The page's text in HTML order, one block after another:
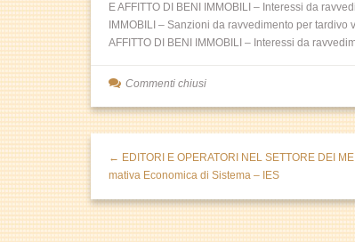
E AFFITTO DI BENI IMMOBILI – Interessi da
IMMOBILI – Sanzioni da ravvedimento per
AFFITTO DI BENI IMMOBILI – Interessi da
Commenti chiusi
← EDITORI E OPERATORI NEL SETTORE DEI
mativa Economica di Sistema – IES